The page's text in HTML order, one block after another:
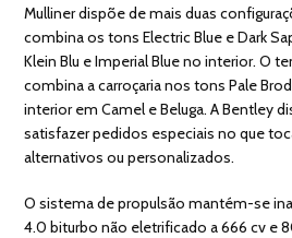
Mulliner dispõe de mais duas
combina os tons Electric Blue e Dark
Klein Blu e Imperial Blue no interior. O
combina a carroçaria nos tons Pale
interior em Camel e Beluga. A Bentley
satisfazer pedidos especiais no que
alternativos ou personalizados.
O sistema de propulsão mantém-se
4.0 biturbo não eletrificado a 666 cv e